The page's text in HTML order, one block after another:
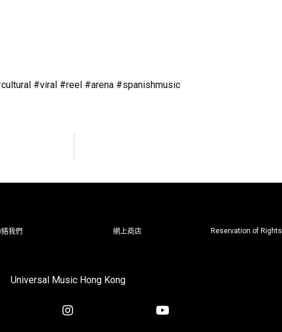
#viral #reel #arena #spanishmusic
我們 網上商店 Reservation of Rights
Universal Music Hong Kong